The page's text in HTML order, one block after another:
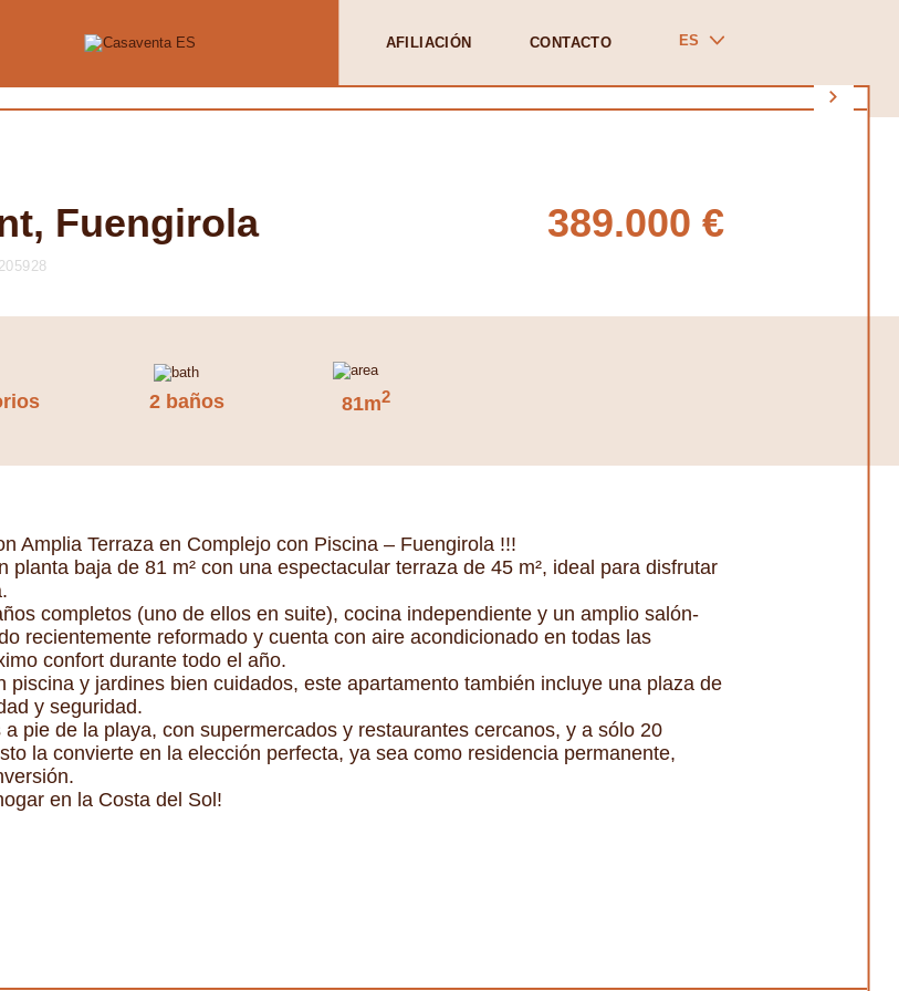
AFILIACIÓN CONTACTO ES
Fuengirola 389.000 €
2 baños 81m2
Amplia Terraza en Complejo con Piscina – Fuengirola !!!
baja de 81 m² con una espectacular terraza de 45 m², ideal para disfrutar
completos (uno de ellos en suite), cocina independiente y un amplio salón-
recientemente reformado y cuenta con aire acondicionado en todas las
confort durante todo el año.
y jardines bien cuidados, este apartamento también incluye una plaza de
y seguridad.
pie de la playa, con supermercados y restaurantes cercanos, y a sólo 20
la convierte en la elección perfecta, ya sea como residencia permanente,
en la Costa del Sol!